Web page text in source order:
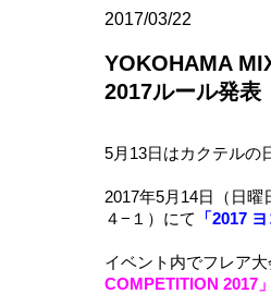
2017/03/22
YOKOHAMA
2017ルール発表
5月13日はカクテルの
2017年5月14日（日
４−１）にて
「2017
イベント内でフレア大
COMPETITION 2017